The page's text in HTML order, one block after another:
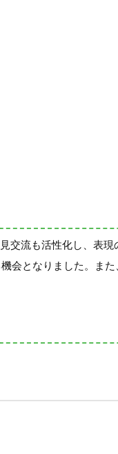
交流も活性化し、表
会となりました。ま